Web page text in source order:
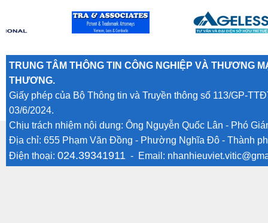
TRUNG TÂM THÔNG TIN CÔNG NGHIỆP VÀ THƯƠNG
THƯƠNG.
Giấy phép của Bộ Thông tin và Truyền thông số 113/GP-
03/6/2024.
Chịu trách nhiệm nội dung: Ông Nguyễn Quốc Lân - Phó
Địa chỉ: 655 Phạm Văn Đồng - Phường Nghĩa Đô - Thành
Điện thoại: 024.39341911 - Email: